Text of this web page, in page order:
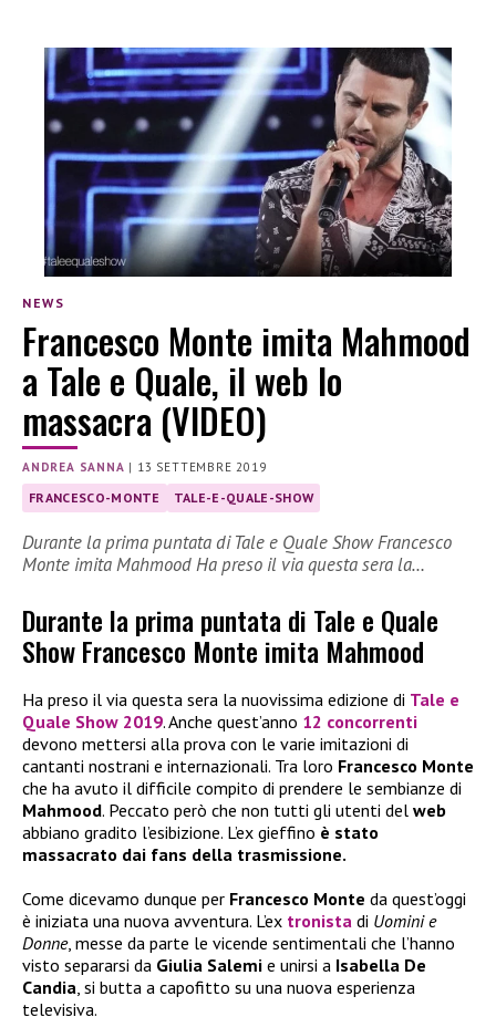
NEWS
Francesco Monte imita Mahmood
a Tale e Quale, il web lo
massacra (VIDEO)
ANDREA SANNA | 13 SETTEMBRE 2019
FRANCESCO-MONTE TALE-E-QUALE-SHOW
Durante la prima puntata di Tale e Quale Show Francesco
Monte imita Mahmood Ha preso il via questa sera la…
Durante la prima puntata di Tale e Quale
Show Francesco Monte imita Mahmood
Ha preso il via questa sera la nuovissima edizione di Tale e
Quale Show 2019. Anche quest’anno 12 concorrenti
devono mettersi alla prova con le varie imitazioni di
cantanti nostrani e internazionali. Tra loro Francesco Monte
che ha avuto il difficile compito di prendere le sembianze di
Mahmood. Peccato però che non tutti gli utenti del web
abbiano gradito l’esibizione. L’ex gieffino è stato
massacrato dai fans della trasmissione.
Come dicevamo dunque per Francesco Monte da quest’oggi
è iniziata una nuova avventura. L’ex tronista di Uomini e
Donne, messe da parte le vicende sentimentali che l’hanno
visto separarsi da Giulia Salemi e unirsi a Isabella De
Candia, si butta a capofitto su una nuova esperienza
televisiva.